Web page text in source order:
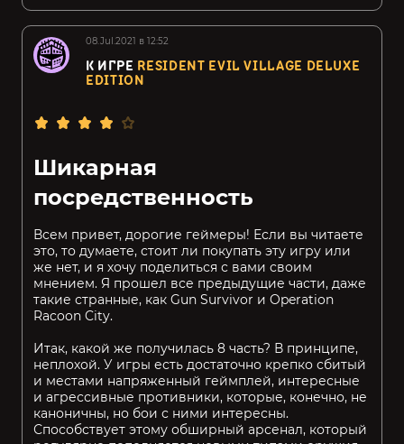
08.Jul.2021 в 12:52
К ИГРЕ RESIDENT EVIL VILLAGE DELUXE
EDITION
Шикарная
посредственность
Всем привет, дорогие геймеры! Если вы читаете
это, то думаете, стоит ли покупать эту игру или
же нет, и я хочу поделиться с вами своим
мнением. Я прошел все предыдущие части, даже
такие странные, как Gun Survivor и Operation
Racoon City.
Итак, какой же получилась 8 часть? В принципе,
неплохой. У игры есть достаточно крепко сбитый
и местами напряженный геймплей, интересные
и агрессивные противники, которые, конечно, не
каноничны, но бои с ними интересны.
Способствует этому обширный арсенал, который